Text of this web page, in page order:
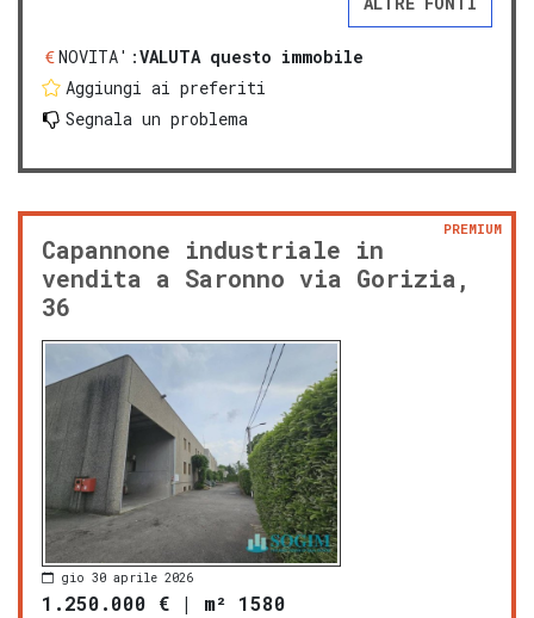
NOVITA':VALUTA questo immobile
Aggiungi ai preferiti
Segnala un problema
Capannone industriale in
vendita a Saronno via Gorizia,
36
PREMIUM
gio 30 aprile 2026
1.250.000 € | m² 1580